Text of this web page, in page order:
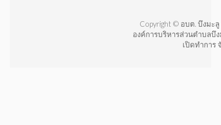
Copyright © อบต. บึงมะ
องค์การบริหารส่วนตำบลบึ